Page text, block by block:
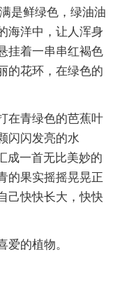
是鲜绿色，绿油油
海洋中，让人浑身
挂着一串串红褐色
的花环，在绿色的
在青绿色的芭蕉叶
闪闪发亮的水
成一首无比美妙的
的果实摇摇晃晃正
己快快长大，快快
爱的植物。